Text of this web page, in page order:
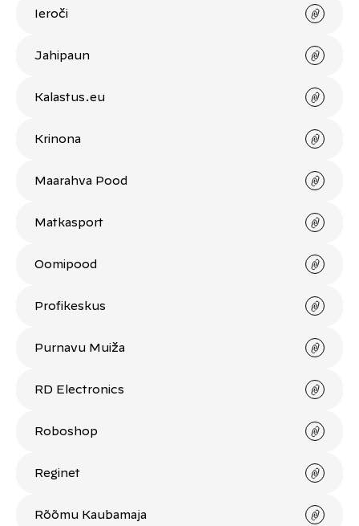
Ieroči
Jahipaun
Kalastus.eu
Krinona
Maarahva Pood
Matkasport
Oomipood
Profikeskus
Purnavu Muiža
RD Electronics
Roboshop
Reginet
Rõõmu Kaubamaja